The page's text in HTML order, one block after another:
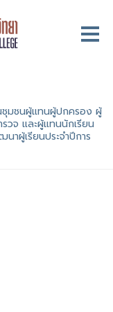
ชุมชนผู้แทนผู้ปกครอง ผู้
วจ และผู้แทนนักเรียน
าผู้เรียนประจำปีการ